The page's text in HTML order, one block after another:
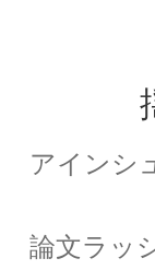
アインシ
論文ラッ